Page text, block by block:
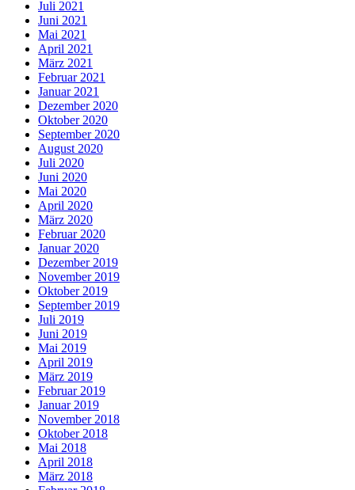
Juli 2021
Juni 2021
Mai 2021
April 2021
März 2021
Februar 2021
Januar 2021
Dezember 2020
Oktober 2020
September 2020
August 2020
Juli 2020
Juni 2020
Mai 2020
April 2020
März 2020
Februar 2020
Januar 2020
Dezember 2019
November 2019
Oktober 2019
September 2019
Juli 2019
Juni 2019
Mai 2019
April 2019
März 2019
Februar 2019
Januar 2019
November 2018
Oktober 2018
Mai 2018
April 2018
März 2018